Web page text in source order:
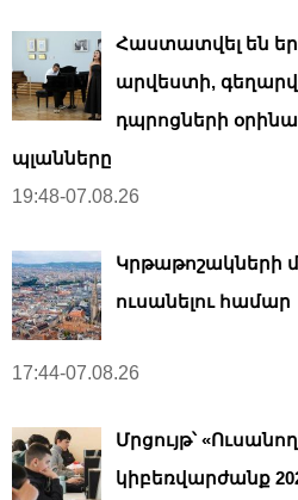
Հաստատվել են
արվեստի,
դպրոցների
պլանները
19:48-07.08.26
Կրթաթոշակների
ուսանելու համար
17:44-07.08.26
Մրցույթ՝
կիբեռվարժանք